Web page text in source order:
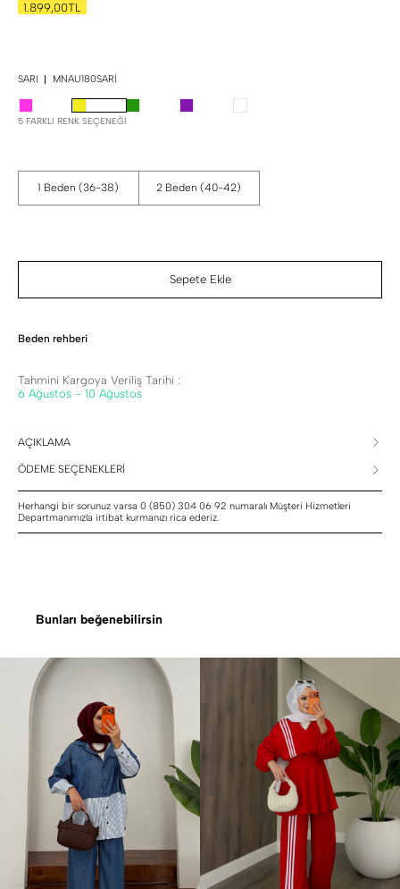
1.899,00TL
SARI MNAU180SARI
5 FARKLI RENK SEÇENEĞI
1 Beden (36-38) 2 Beden (40-42)
Sepete Ekle
Beden rehberi
Tahmini Kargoya Veriliş Tarihi :
6 Ağustos - 10 Ağustos
AÇIKLAMA
ÖDEME SEÇENEKLERİ
Herhangi bir sorunuz varsa 0 (850) 304 06 92 numaralı Müşteri Hizmetleri
Departmanımızla irtibat kurmanızı rica ederiz.
Bunları beğenebilirsin